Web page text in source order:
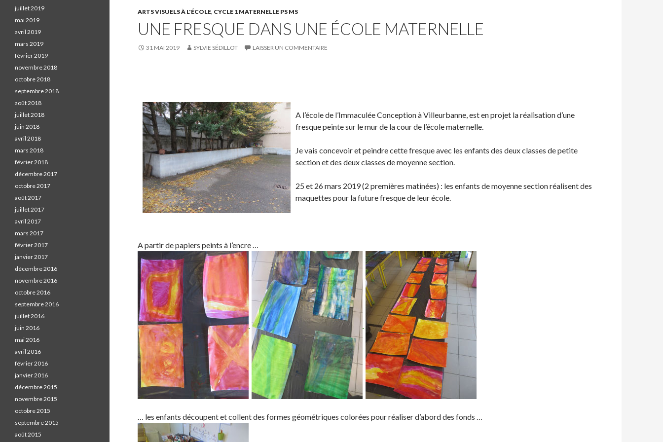
a
c
e
b
w
i
t
u
r
L
I
n
ARTS VISUELS À L'ÉCOLE, CYCLE 1 MATERNELLE PS MS
UNE FRESQUE DANS UNE ÉCOLE MATERNELLE
31 MAI 2019 SYLVIE SÉDILLOT LAISSER UN COMMENTAIRE
a
r
e
o
n
F
a
c
e
b
k
.
a
r
e
o
n
T
w
i
t
t
.
t
a
e
r
u
r
e
d
I
n
n
g
e
r
A l’école de l’Immaculée Conception à Villeurbanne, est en projet la réalisation d’une
fresque peinte sur le mur de la cour de l’école maternelle.
Je vais concevoir et peindre cette fresque avec les enfants des deux classes de petite
section et des deux classes de moyenne section.
25 et 26 mars 2019 (2 premières matinées) : les enfants de moyenne section réalisent des
maquettes pour la future fresque de leur école.
A partir de papiers peints à l’encre …
… les enfants découpent et collent des formes géométriques colorées pour réaliser d’abord des fonds …
juillet 2019
mai 2019
avril 2019
mars 2019
février 2019
novembre 2018
octobre 2018
septembre 2018
août 2018
juillet 2018
juin 2018
avril 2018
mars 2018
février 2018
décembre 2017
octobre 2017
août 2017
juillet 2017
avril 2017
mars 2017
février 2017
janvier 2017
décembre 2016
novembre 2016
octobre 2016
septembre 2016
juillet 2016
juin 2016
mai 2016
avril 2016
février 2016
janvier 2016
décembre 2015
novembre 2015
octobre 2015
septembre 2015
août 2015